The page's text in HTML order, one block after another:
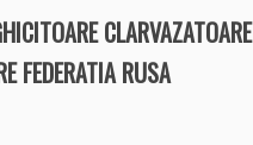
CLARVAZATOARE
FEDERATIA RUSA